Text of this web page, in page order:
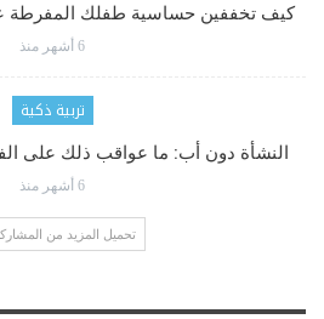
كيف تخففين حساسية طفلك المفرطة
6 أشهر منذ
تربية ذكية
النشأة دون أب: ما عواقب ذلك على
6 أشهر منذ
تحميل المزيد من